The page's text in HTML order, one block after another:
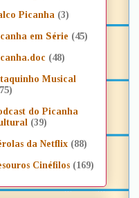
Picanha (3)
em Série (45)
(48)
Musical
do Picanha
(39)
da Netflix (88)
Cinéfilos (169)